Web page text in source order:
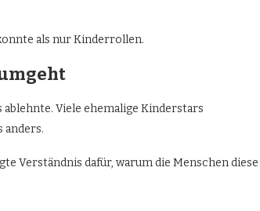
als nur Kinderrollen.
Viele ehemalige Kinderstars
anders.
Verständnis dafür, warum die Menschen diese